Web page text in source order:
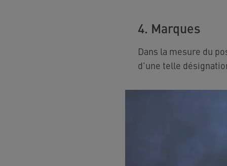
4. Marques
Dans la mesure du
d'une telle
5.
Le contenu du
particulier, il ne